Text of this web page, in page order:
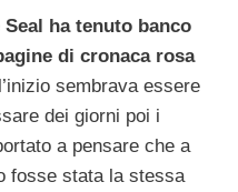
ha tenuto banco
di cronaca rosa
sembrava essere
dei giorni poi i
a pensare che a
fosse stata la stessa